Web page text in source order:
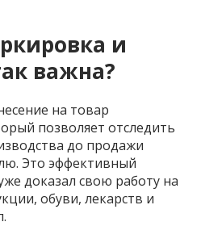
и
важна?
на товар
позволяет отследить
до продажи
Это эффективный
доказал свою работу на
обуви, лекарств и